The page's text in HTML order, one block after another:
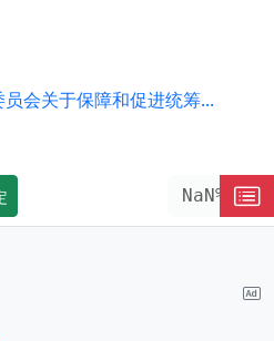
会关于保障和促进统筹...
NaN%